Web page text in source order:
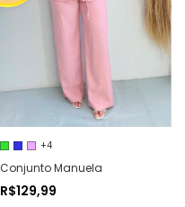
+4
Conjunto Manuela
R$129,99